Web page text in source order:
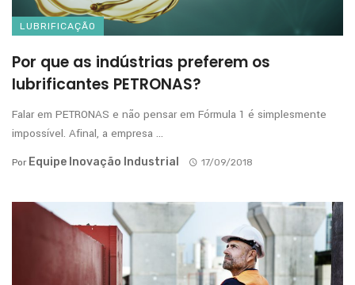
LUBRIFICAÇÃO
Por que as indústrias preferem os
lubrificantes PETRONAS?
Falar em PETRONAS e não pensar em Fórmula 1 é simplesmente
impossível. Afinal, a empresa ...
Por Equipe Inovação Industrial 17/09/2018